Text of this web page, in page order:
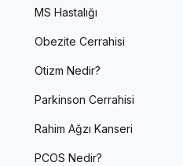
MS Hastalığı
Obezite Cerrahisi
Otizm Nedir?
Parkinson Cerrahisi
Rahim Ağzı Kanseri
PCOS Nedir?